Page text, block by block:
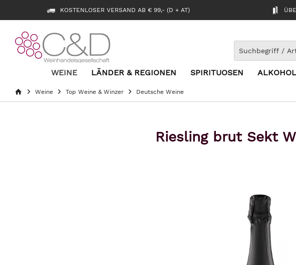
KOSTENLOSER VERSAND AB € 99,- (D + AT)
WEINE LÄNDER & REGIONEN SPIRITUOSEN
Weine Top Weine & Winzer Deutsche Weine
Riesling brut Sekt